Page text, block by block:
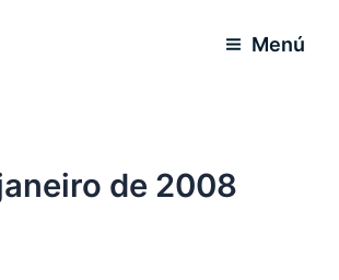
Menú
de 2008